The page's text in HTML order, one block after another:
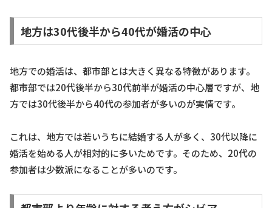
地方は30代後半から40代が婚活の中心
地方での婚活は、都市部とは大きく異なる特徴があります。
都市部では20代後半から30代前半が婚活の中心層ですが、地
方では30代後半から40代の参加者が多いのが実情です。
これは、地方では若いうちに結婚する人が多く、30代以降に
婚活を始める人が相対的に多いためです。そのため、20代の
参加者は少数派になることが多いのです。